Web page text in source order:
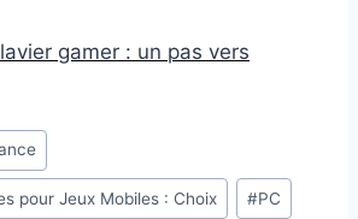
gamer : un pas vers
pour Jeux Mobiles : Choix #PC